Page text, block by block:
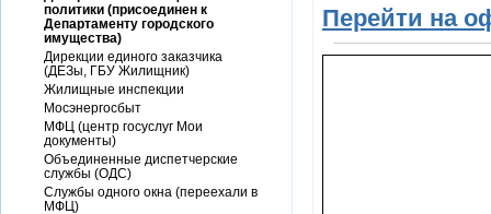
Перейти на
политики (присоединен к
Департаменту городского
имущества)
Дирекции единого заказчика
(ДЕЗы, ГБУ Жилищник)
Жилищные инспекции
Мосэнергосбыт
МФЦ (центр госуслуг Мои
документы)
Объединенные диспетчерские
службы (ОДС)
Службы одного окна (переехали в
МФЦ)